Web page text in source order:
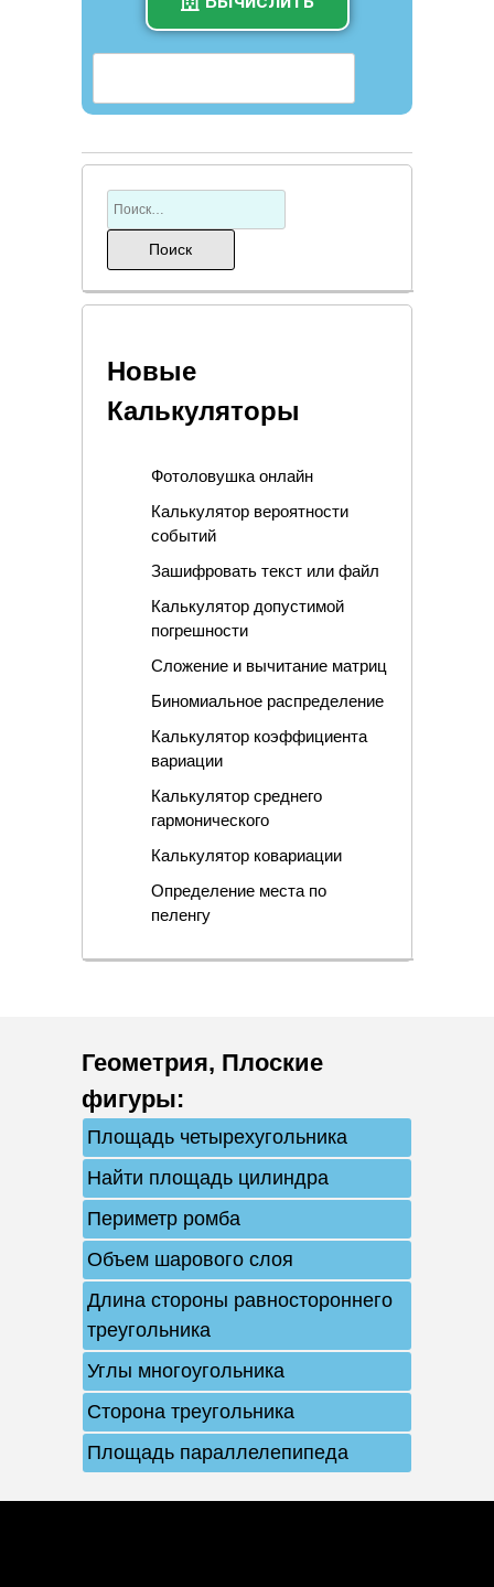
Новые
Калькуляторы
Фотоловушка онлайн
Калькулятор вероятности
событий
Зашифровать текст или файл
Калькулятор допустимой
погрешности
Сложение и вычитание матриц
Биномиальное распределение
Калькулятор коэффициента
вариации
Калькулятор среднего
гармонического
Калькулятор ковариации
Определение места по
пеленгу
Геометрия, Плоские
фигуры:
Площадь четырехугольника
Найти площадь цилиндра
Периметр ромба
Объем шарового слоя
Длина стороны равностороннего
треугольника
Углы многоугольника
Сторона треугольника
Площадь параллелепипеда